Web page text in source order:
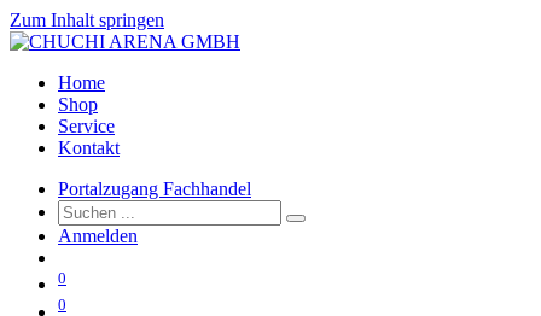
Zum Inhalt springen
Home
Shop
Service
Kontakt
Portalzugang Fachhandel
Anmelden
0
0